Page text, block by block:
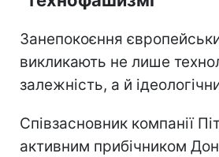
Занепокоєння
викликають не лише
залежність, а й
Співзасновник компанії
активним прибічником